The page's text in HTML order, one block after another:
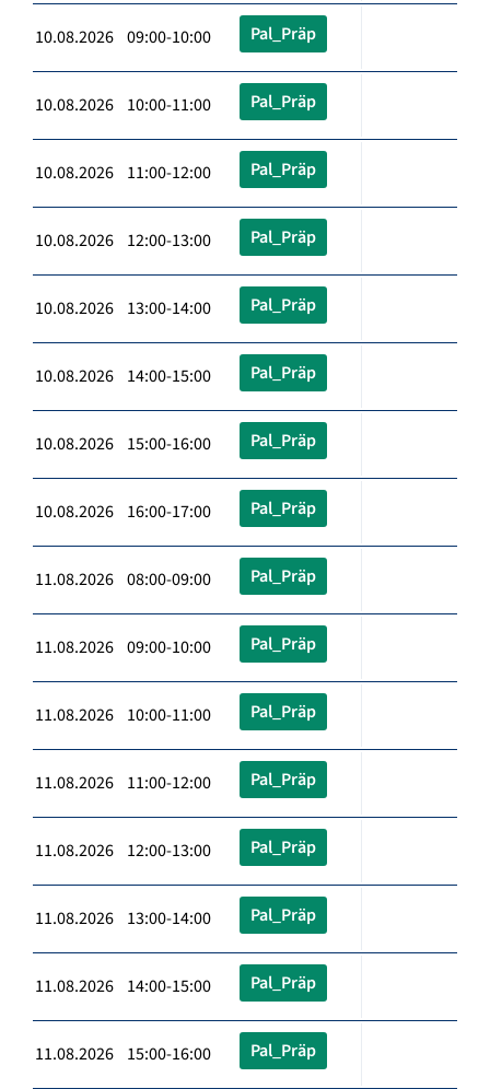
10.08.2026 09:00-10:00 Pal_Präp
10.08.2026 10:00-11:00 Pal_Präp
10.08.2026 11:00-12:00 Pal_Präp
10.08.2026 12:00-13:00 Pal_Präp
10.08.2026 13:00-14:00 Pal_Präp
10.08.2026 14:00-15:00 Pal_Präp
10.08.2026 15:00-16:00 Pal_Präp
10.08.2026 16:00-17:00 Pal_Präp
11.08.2026 08:00-09:00 Pal_Präp
11.08.2026 09:00-10:00 Pal_Präp
11.08.2026 10:00-11:00 Pal_Präp
11.08.2026 11:00-12:00 Pal_Präp
11.08.2026 12:00-13:00 Pal_Präp
11.08.2026 13:00-14:00 Pal_Präp
11.08.2026 14:00-15:00 Pal_Präp
11.08.2026 15:00-16:00 Pal_Präp